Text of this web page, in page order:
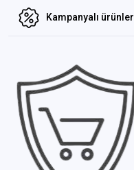
Kampanyalı ürünler